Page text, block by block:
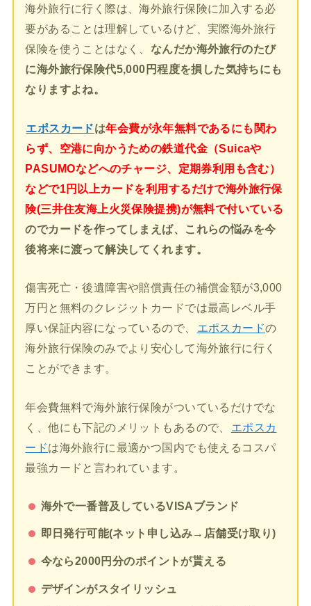
海外旅行に行く際は、海外旅行保険に加入する必
要があることは理解しているけど、実際海外旅行
保険を使うことはなく、 なんだか海外旅行のたび
に海外旅行保険代5,000円程度を損した気持ちにも
なりますよね。
エポスカードは年会費が永年無料であるにも関わ
らず、空港に向かうための鉄道代金（Suicaや
PASUMOなどへのチャージ、定期券利用も含む）
などで1円以上カードを利用するだけで海外旅行保
険(三井住友海上火災保険提携)が無料で付いている
のでカードを作ってしまえば、これらの悩みを今
後将来に渡って解決してくれます。
傷害死亡・後遺障害や賠償責任の補償金額が3,000
万円と無料のクレジットカードでは最高レベル手
厚い保証内容になっているので、
エポスカードの
海外旅行保険のみでより安心して海外旅行に行く
ことができます。
年会費無料で海外旅行保険がついているだけでな
く、他にも下記のメリットもあるので、
エポスカ
ードは海外旅行に最適かつ国内でも使えるコスパ
最強カードと言われています。
海外で一番普及しているVISAブランド
即日発行可能(ネット申し込み→店舗受け取り)
今なら2000円分のポイントが貰える
デザインがスタイリッシュ